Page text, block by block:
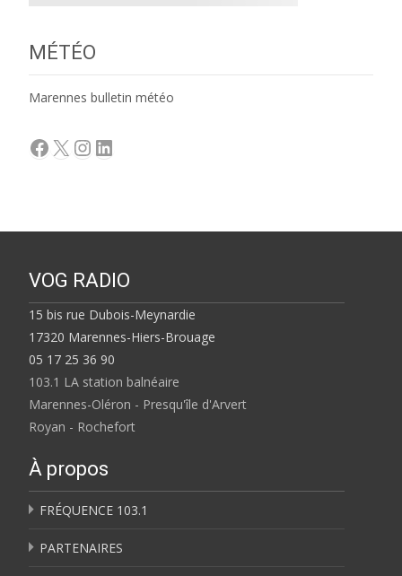
MÉTÉO
Marennes bulletin météo
Facebook
X Instagram
LinkedIn
VOG RADIO
15 bis rue Dubois-Meynardie
17320 Marennes-Hiers-Brouage
05 17 25 36 90
103.1 LA station balnéaire
Marennes-Oléron - Presqu'île d'Arvert
Royan - Rochefort
À propos
FRÉQUENCE 103.1
PARTENAIRES